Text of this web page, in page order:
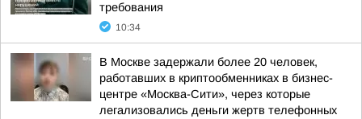
требования
10:34
В Москве задержали более 20 человек,
работавших в криптообменниках в бизнес-
центре «Москва-Сити», через которые
легализовались деньги жертв телефонных